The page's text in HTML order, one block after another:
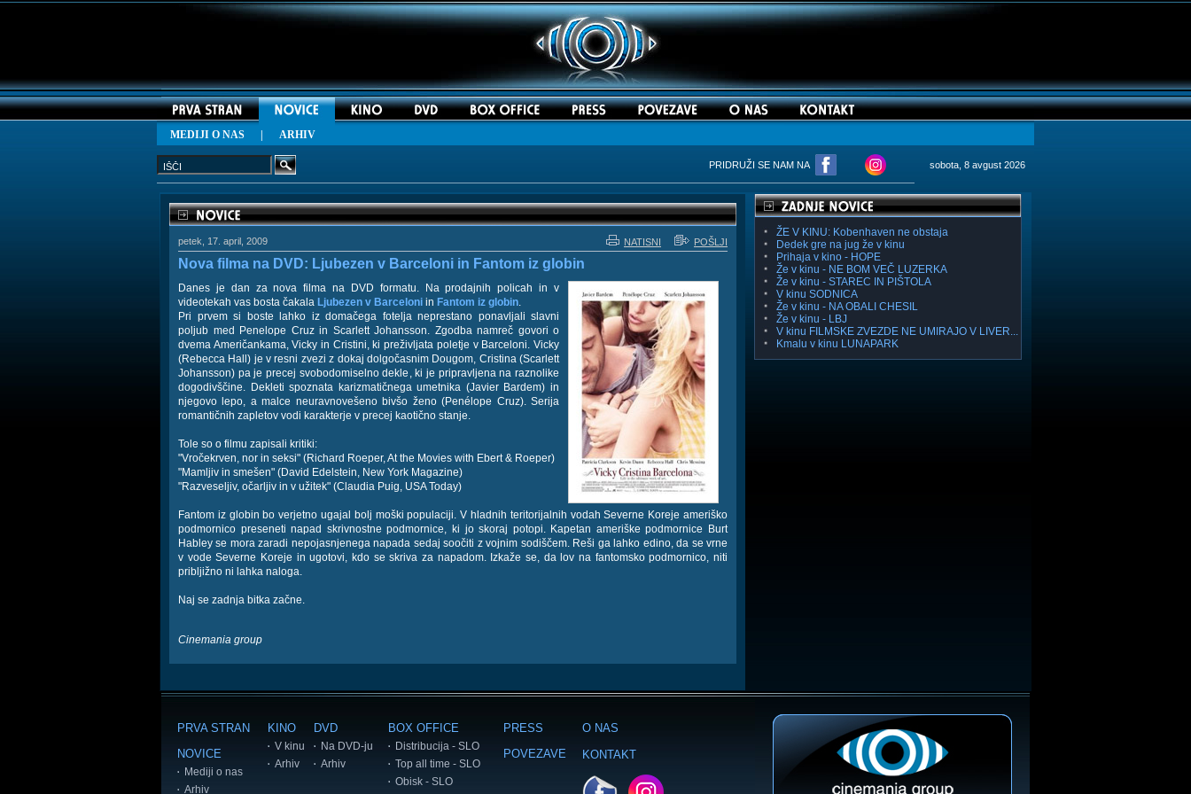
MEDIJI O NAS ARHIV
PRIDRUŽI SE NAM NA sobota, 8 avgust 2026
petek, 17. april, 2009 NATISNI POŠLJI
Nova filma na DVD: Ljubezen v Barceloni in Fantom iz globin
Danes je dan za nova filma na DVD formatu. Na prodajnih policah in v
videotekah vas bosta čakala Ljubezen v Barceloni in Fantom iz globin.
Pri prvem si boste lahko iz domačega fotelja neprestano ponavljali slavni
poljub med Penelope Cruz in Scarlett Johansson. Zgodba namreč govori o
dvema Američankama, Vicky in Cristini, ki preživljata poletje v Barceloni. Vicky
(Rebecca Hall) je v resni zvezi z dokaj dolgočasnim Dougom, Cristina (Scarlett
Johansson) pa je precej svobodomiselno dekle, ki je pripravljena na raznolike
dogodivščine. Dekleti spoznata karizmatičnega umetnika (Javier Bardem) in
njegovo lepo, a malce neuravnovešeno bivšo ženo (Penélope Cruz). Serija
romantičnih zapletov vodi karakterje v precej kaotično stanje.
Tole so o filmu zapisali kritiki:
"Vročekrven, nor in seksi" (Richard Roeper, At the Movies with Ebert & Roeper)
"Mamljiv in smešen" (David Edelstein, New York Magazine)
"Razveseljiv, očarljiv in v užitek" (Claudia Puig, USA Today)
Fantom iz globin bo verjetno ugajal bolj moški populaciji. V hladnih teritorijalnih vodah Severne Koreje ameriško
podmornico preseneti napad skrivnostne podmornice, ki jo skoraj potopi. Kapetan ameriške podmornice Burt
Habley se mora zaradi nepojasnjenega napada sedaj soočiti z vojnim sodiščem. Reši ga lahko edino, da se vrne
v vode Severne Koreje in ugotovi, kdo se skriva za napadom. Izkaže se, da lov na fantomsko podmornico, niti
pribljižno ni lahka naloga.
Naj se zadnja bitka začne.
Cinemania group
ŽE V KINU: Kobenhaven ne obstaja
Dedek gre na jug že v kinu
Prihaja v kino - HOPE
Že v kinu - NE BOM VEČ LUZERKA
Že v kinu - STAREC IN PIŠTOLA
V kinu SODNICA
Že v kinu - NA OBALI CHESIL
Že v kinu - LBJ
V kinu FILMSKE ZVEZDE NE UMIRAJO V LIVER...
Kmalu v kinu LUNAPARK
PRVA STRAN
NOVICE
Mediji o nas
Arhiv
KINO
V kinu
Arhiv
DVD
Na DVD-ju
Arhiv
BOX OFFICE
Distribucija - SLO
Top all time - SLO
Obisk - SLO
PRESS
POVEZAVE
O NAS
KONTAKT